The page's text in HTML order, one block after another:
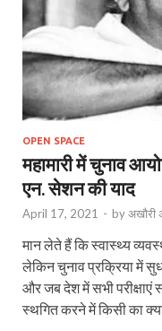
OPEN SPACE
महामारी में चुनाव
एन. सेशन की याद
April 17, 2021 - byअखौरी
मान लेते हैं कि स्वास्थ्य
लेकिन चुनाव प्रक्रिया में
और जब देश में सभी परीक्षाएं
स्थगित करने में किसी का